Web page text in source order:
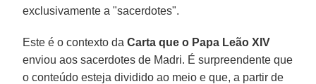
exclusivamente a "sacerdotes".
Este é o contexto daCarta que o Papa Leão XIV
enviou aos sacerdotes de Madri. É surpreendente que
o conteúdo esteja dividido ao meio e que, a partir de